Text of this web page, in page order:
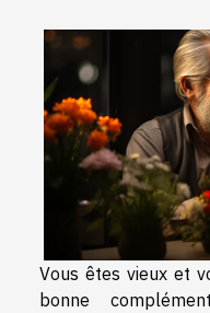
Vous êtes vieux et
bonne